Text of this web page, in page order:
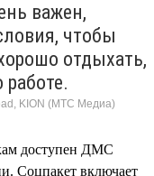
важен,
чтобы
отдыхать,
работе.
KION (МТС Медиа)
доступен ДМС
Соцпакет включает